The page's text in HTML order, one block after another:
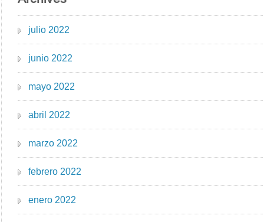
julio 2022
junio 2022
mayo 2022
abril 2022
marzo 2022
febrero 2022
enero 2022